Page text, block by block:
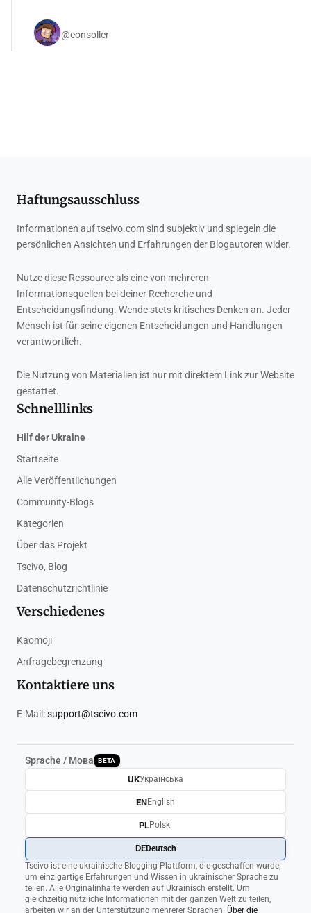
@consoller
Haftungsausschluss
Informationen auf tseivo.com sind subjektiv und spiegeln die
persönlichen Ansichten und Erfahrungen der Blogautoren wider.
Nutze diese Ressource als eine von mehreren
Informationsquellen bei deiner Recherche und
Entscheidungsfindung. Wende stets kritisches Denken an. Jeder
Mensch ist für seine eigenen Entscheidungen und Handlungen
verantwortlich.
Die Nutzung von Materialien ist nur mit direktem Link zur Website
gestattet.
Schnelllinks
Hilf der Ukraine
Startseite
Alle Veröffentlichungen
Community-Blogs
Kategorien
Über das Projekt
Tseivo, Blog
Datenschutzrichtlinie
Verschiedenes
Kaomoji
Anfragebegrenzung
Kontaktiere uns
E-Mail:support@tseivo.com
Sprache / Мова BETA
Tseivo ist eine ukrainische Blogging-Plattform, die geschaffen wurde,
um einzigartige Erfahrungen und Wissen in ukrainischer Sprache zu
teilen. Alle Originalinhalte werden auf Ukrainisch erstellt. Um
gleichzeitig nützliche Informationen mit der ganzen Welt zu teilen,
arbeiten wir an der Unterstützung mehrerer Sprachen. Über die
UKУкраїнська
ENEnglish
PLPolski
DEDeutsch